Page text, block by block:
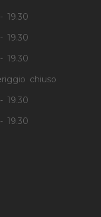
19.30
19.30
19.30
chiuso
19.30
19.30